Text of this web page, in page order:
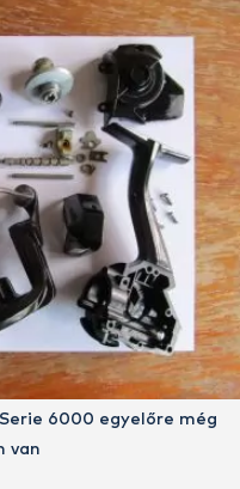
Serie 6000 egyelőre még
van